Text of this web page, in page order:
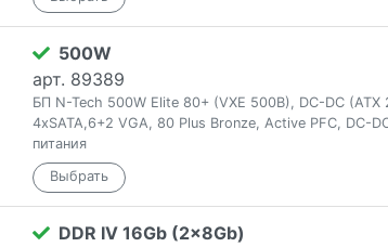
500W
арт. 89389
БП N-Tech 500W Elite 80+ (VXE 500B), DC-DC
4xSATA,6+2 VGA, 80 Plus Bronze, Active PFC, DC-
питания
DDR IV 16Gb (2x8Gb)